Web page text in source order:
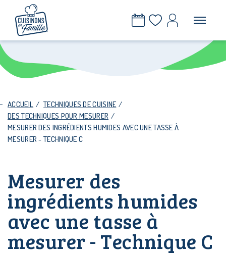
ACCUEIL / TECHNIQUES DE CUISINE /
DES TECHNIQUES POUR MESURER /
MESURER DES INGRÉDIENTS HUMIDES AVEC UNE TASSE À
MESURER - TECHNIQUE C
Mesurer des
ingrédients humides
avec une tasse à
mesurer - Technique C